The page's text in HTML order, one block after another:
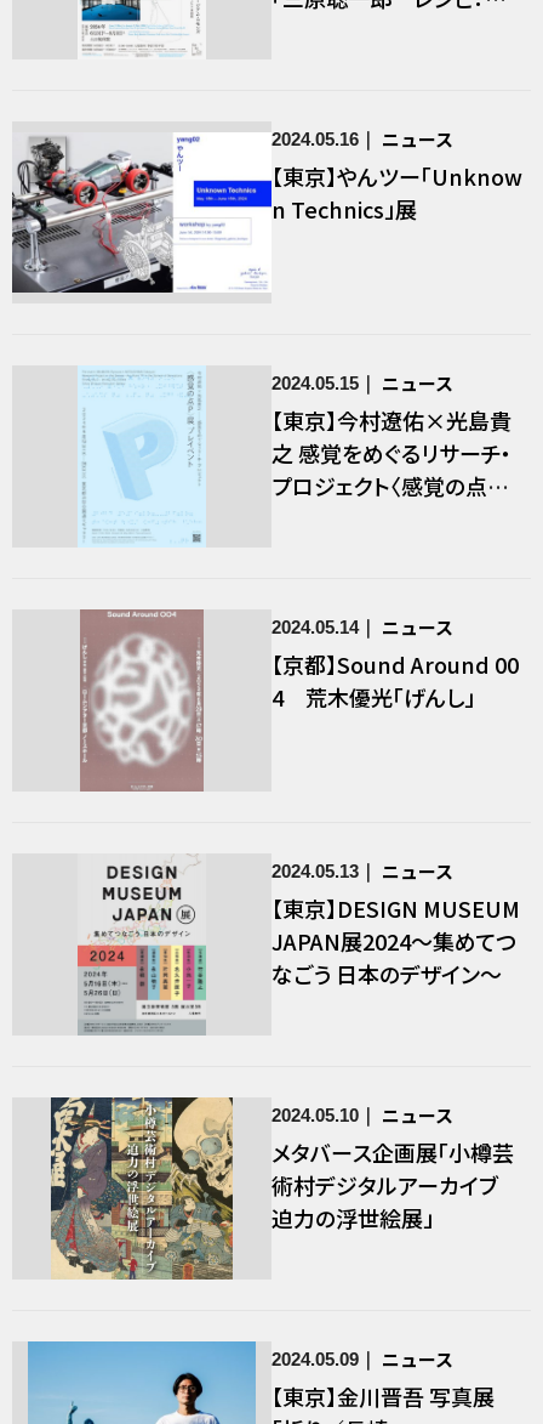
2024.05.16 ニュース
【東京】やんツー「Unknow
n Technics」展
2024.05.15 ニュース
【東京】今村遼佑×光島貴
之 感覚をめぐるリサーチ・
プロジェクト〈感覚の点Ｐ〉
2024.05.14 ニュース
【京都】Sound Around 00
4 荒木優光「げんし」
2024.05.13 ニュース
【東京】DESIGN MUSEUM
JAPAN展2024～集めてつ
なごう 日本のデザイン～
2024.05.10 ニュース
メタバース企画展「小樽芸
術村デジタルアーカイブ
迫力の浮世絵展」
2024.05.09 ニュース
【東京】金川晋吾 写真展